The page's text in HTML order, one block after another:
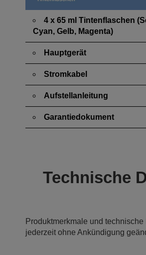
4 x 65 ml Tintenflaschen
Cyan, Gelb, Magenta)
Hauptgerät
Stromkabel
Aufstellanleitung
Garantiedokument
Technische
Produktmerkmale und
jederzeit ohne Ankündigung